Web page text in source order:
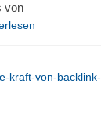
von
kraft-von-backlink-